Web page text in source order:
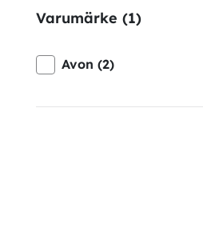
Varumärke (1)
Avon (2)